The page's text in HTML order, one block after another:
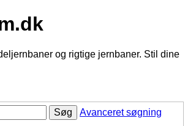
og rigtige jernbaner. Stil dine
Søg Avanceret søgning